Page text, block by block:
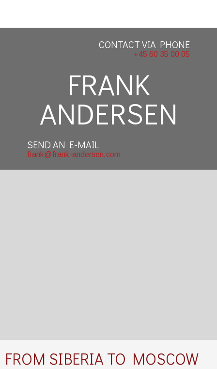
CONTACT VIA PHONE
+45 60 35 00 05
​FRANK
ANDERSEN
SEND AN E-MAIL
frank@frank-andersen.com
​FROM SIBERIA TO MOSCOW